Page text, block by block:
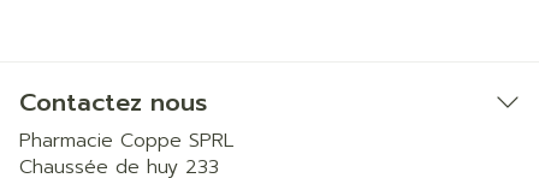
Contactez nous
Pharmacie Coppe SPRL
Chaussée de huy 233